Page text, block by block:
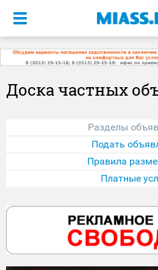
Меню
Доска частных
Разделы
Подать
Правила
Платные